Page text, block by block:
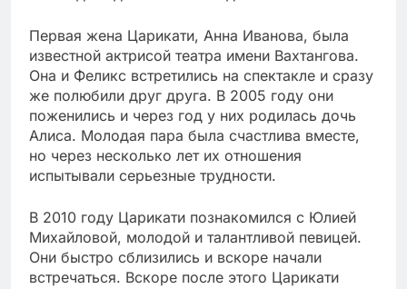
Первая жена Царикати, Анна Иванова, была
известной актрисой театра имени Вахтангова.
Она и Феликс встретились на спектакле и сразу
же полюбили друг друга. В 2005 году они
поженились и через год у них родилась дочь
Алиса. Молодая пара была счастлива вместе,
но через несколько лет их отношения
испытывали серьезные трудности.
В 2010 году Царикати познакомился с Юлией
Михайловой, молодой и талантливой певицей.
Они быстро сблизились и вскоре начали
встречаться. Вскоре после этого Царикати